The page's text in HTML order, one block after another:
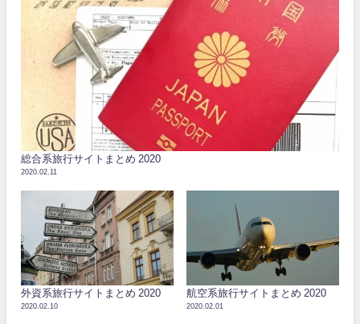
総合系旅行サイトまとめ 2020
2020.02.11
外資系旅行サイトまとめ 2020
2020.02.10
航空系旅行サイトまとめ 2020
2020.02.01